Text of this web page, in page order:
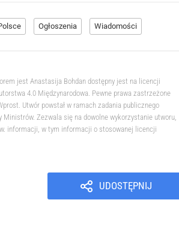
Ogłoszenia Wiadomości
jest Anastasija Bohdan dostępny jest na licencji
4.0 Międzynarodowa. Pewne prawa zastrzeżone
Utwór powstał w ramach zadania publicznego
Ministrów. Zezwala się na dowolne wykorzystanie utworu,
informacji, w tym informacji o stosowanej licencji
UDOSTĘPNIJ